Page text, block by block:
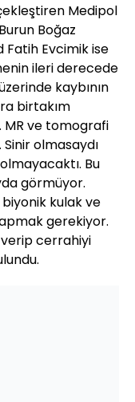
Medipol
Boğaz
Fatih Evcimik ise
ileri derecede
kaybının
birtakım
MR ve tomografi
olmasaydı
Bu
görmüyor.
kulak ve
gerekiyor.
cerrahiyi